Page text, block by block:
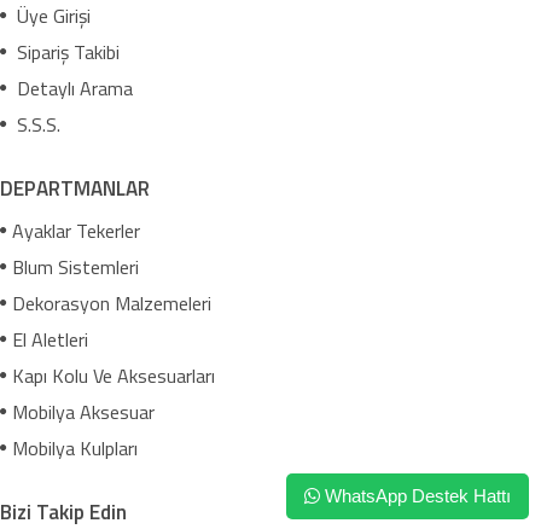
Üye Girişi
Sipariş Takibi
Detaylı Arama
S.S.S.
DEPARTMANLAR
Ayaklar Tekerler
Blum Sistemleri
Dekorasyon Malzemeleri
El Aletleri
Kapı Kolu Ve Aksesuarları
Mobilya Aksesuar
Mobilya Kulpları
Bizi Takip Edin
WhatsApp Destek Hattı